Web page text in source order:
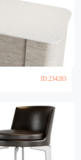
ID:234283